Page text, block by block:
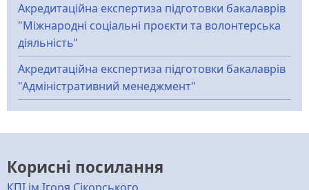
Акредитаційна експертиза підготовки бакалаврів
"Міжнародні соціальні проєкти та волонтерська
діяльність"
Акредитаційна експертиза підготовки бакалаврів
"Адміністративний менеджмент"
Корисні посилання